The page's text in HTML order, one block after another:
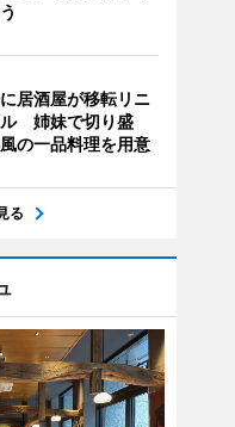
居酒屋が移転リニ
ル 姉妹で切り盛
の一品料理を用意
る